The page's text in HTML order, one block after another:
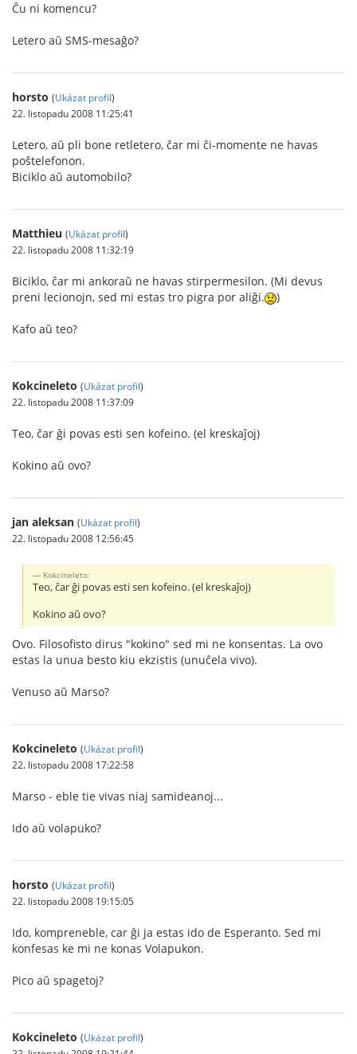
Ĉu ni komencu?
Letero aŭ SMS-mesaĝo?
horsto (Ukázat profil)
22. listopadu 2008 11:25:41
Letero, aŭ pli bone retletero, ĉar mi ĉi-momente ne havas
poŝtelefonon.
Biciklo aŭ automobilo?
Matthieu (Ukázat profil)
22. listopadu 2008 11:32:19
Biciklo, ĉar mi ankoraŭ ne havas stirpermesilon. (Mi devus
preni lecionojn, sed mi estas tro pigra por aliĝi.
)
Kafo aŭ teo?
Kokcineleto (Ukázat profil)
22. listopadu 2008 11:37:09
Teo, ĉar ĝi povas esti sen kofeino. (el kreskaĵoj)
Kokino aŭ ovo?
jan aleksan (Ukázat profil)
22. listopadu 2008 12:56:45
Kokcineleto:
Teo, ĉar ĝi povas esti sen kofeino. (el kreskaĵoj)
Kokino aŭ ovo?
Ovo. Filosofisto dirus "kokino" sed mi ne konsentas. La ovo
estas la unua besto kiu ekzistis (unuĉela vivo).
Venuso aŭ Marso?
Kokcineleto (Ukázat profil)
22. listopadu 2008 17:22:58
Marso - eble tie vivas niaj samideanoj...
Ido aŭ volapuko?
horsto (Ukázat profil)
22. listopadu 2008 19:15:05
Ido, kompreneble, car ĝi ja estas ido de Esperanto. Sed mi
konfesas ke mi ne konas Volapukon.
Pico aŭ spagetoj?
Kokcineleto (Ukázat profil)